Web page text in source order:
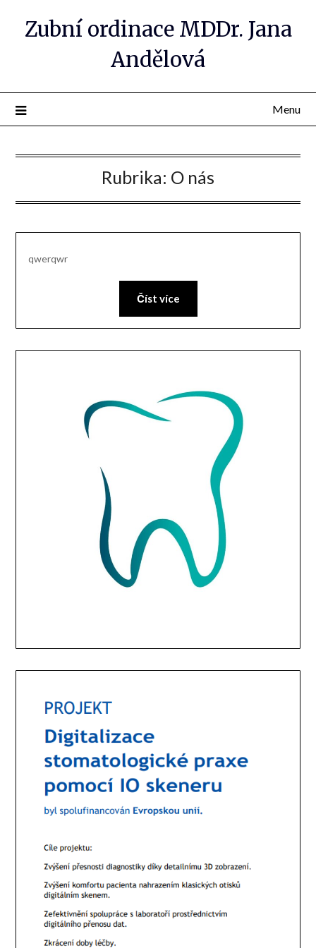
Zubní ordinace MDDr. Jana
Andělová
Menu
Rubrika: O nás
qwerqwr
Číst více